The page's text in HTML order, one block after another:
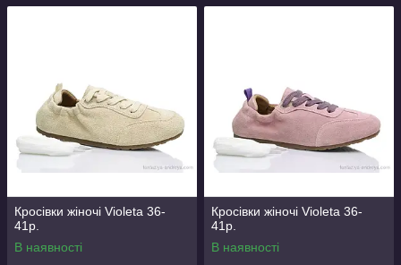
Кросівки жіночі Violeta 36-
41р.
В наявності
Кросівки жіночі Violeta 36-
41р.
В наявності